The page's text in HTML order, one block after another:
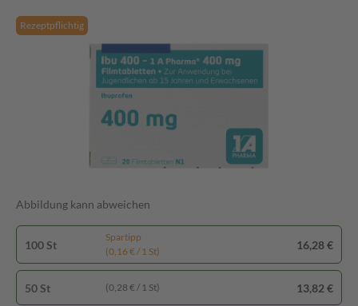
Rezeptpflichtig
Abbildung kann abweichen
100 St
Spartipp
(0,16 € / 1 St)
16,28 €
50 St (0,28 € / 1 St) 13,82 €